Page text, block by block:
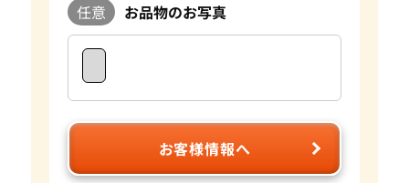
任意 お品物のお写真
お客様情報へ